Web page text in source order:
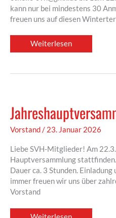
kann nur bei mindestens 30
freuen uns auf diesen
Einladung
zum
Weiterlesen
Vorstand/ 23. Januar 2026
Liebe SVH-Mitglieder! Am
Hauptversammlung
Dauer ca. 3 Stunden.
immer freuen wir uns über
Vorstand
Jahreshauptversammlung